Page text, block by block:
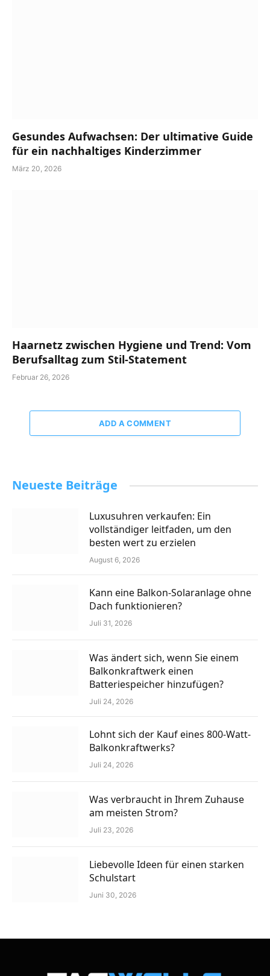
Gesundes Aufwachsen: Der ultimative Guide
für ein nachhaltiges Kinderzimmer
März 20, 2026
Haarnetz zwischen Hygiene und Trend: Vom
Berufsalltag zum Stil-Statement
Februar 26, 2026
ADD A COMMENT
Neueste Beiträge
Luxusuhren verkaufen: Ein
vollständiger leitfaden, um den
besten wert zu erzielen
August 6, 2026
Kann eine Balkon-Solaranlage ohne
Dach funktionieren?
Juli 31, 2026
Was ändert sich, wenn Sie einem
Balkonkraftwerk einen
Batteriespeicher hinzufügen?
Juli 24, 2026
Lohnt sich der Kauf eines 800-Watt-
Balkonkraftwerks?
Juli 24, 2026
Was verbraucht in Ihrem Zuhause
am meisten Strom?
Juli 23, 2026
Liebevolle Ideen für einen starken
Schulstart
Juni 30, 2026